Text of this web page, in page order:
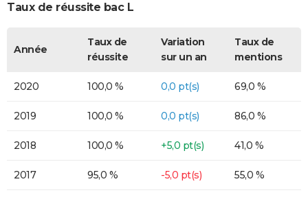
Taux de réussite bac L
Année
Taux de
réussite
Variation
sur un an
Taux de
mentions
2020 100,0 % 0,0 pt(s) 69,0 %
2019 100,0 % 0,0 pt(s) 86,0 %
2018 100,0 % +5,0 pt(s) 41,0 %
2017 95,0 % -5,0 pt(s) 55,0 %